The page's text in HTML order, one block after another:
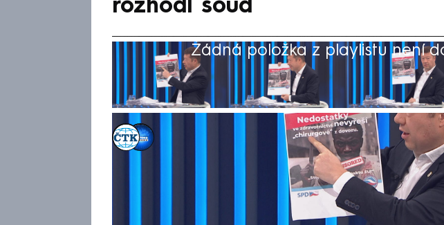
rozhodl soud
Žádná položka z playlistu není
ČTK
Akt. 3. čvn 2026, 15:53
• 3. čvn 2026, 14:30
Soud uložil vládnímu hnutí SPD peněžitý trest ve
za kontroverzní předvolební plakáty. Středeční
spáchalo trestný čin podněcování k nenávisti, není